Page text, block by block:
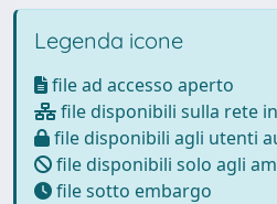
Legenda icone
file ad accesso aperto
file disponibili sulla rete
file disponibili agli utenti
file disponibili solo agli
file sotto embargo